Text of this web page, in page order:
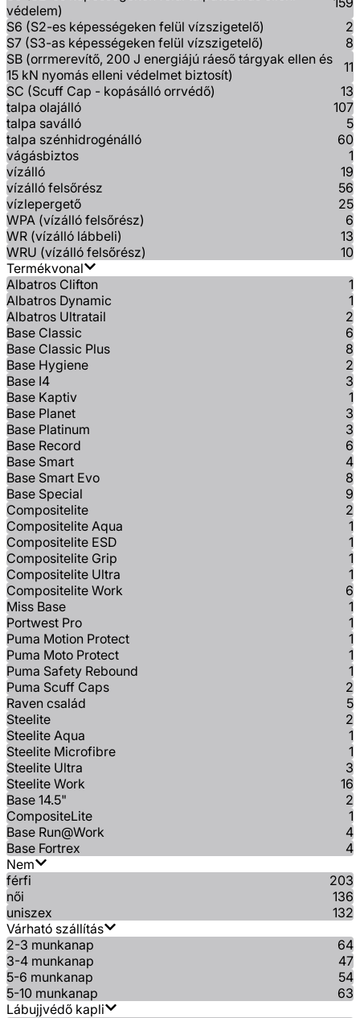
védelem)
S6 (S2-es képességeken felül vízszigetelő)
2
S7 (S3-as képességeken felül vízszigetelő)
8
SB (orrmerevítő, 200 J energiájú ráeső tárgyak ellen és
15 kN nyomás elleni védelmet biztosít)
11
SC (Scuff Cap - kopásálló orrvédő)
13
talpa olajálló
107
talpa saválló
5
talpa szénhidrogénálló
60
vágásbiztos
1
vízálló
19
vízálló felsőrész
56
vízlepergető
25
WPA (vízálló felsőrész)
6
WR (vízálló lábbeli)
13
WRU (vízálló felsőrész)
10
Termékvonal
Albatros Clifton
1
Albatros Dynamic
1
Albatros Ultratail
2
Base Classic
6
Base Classic Plus
8
Base Hygiene
2
Base I4
3
Base Kaptiv
1
Base Planet
3
Base Platinum
3
Base Record
6
Base Smart
4
Base Smart Evo
8
Base Special
9
Compositelite
2
Compositelite Aqua
1
Compositelite ESD
1
Compositelite Grip
1
Compositelite Ultra
1
Compositelite Work
6
Miss Base
1
Portwest Pro
1
Puma Motion Protect
1
Puma Moto Protect
1
Puma Safety Rebound
1
Puma Scuff Caps
2
Raven család
5
Steelite
2
Steelite Aqua
1
Steelite Microfibre
1
Steelite Ultra
3
Steelite Work
16
Base 14.5"
2
CompositeLite
1
Base Run@Work
4
Base Fortrex
4
Nem
férfi
203
női
136
uniszex
132
Várható szállítás
2-3 munkanap
64
3-4 munkanap
47
5-6 munkanap
54
5-10 munkanap
63
Lábujjvédő kapli